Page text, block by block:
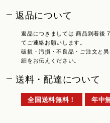
返品について
返品につきましては 商品到着後
てご連絡お願いします。
破損・汚損・不良品・ご注文と
細をお伝えください。
送料・配達について
全国送料無料！ 年中